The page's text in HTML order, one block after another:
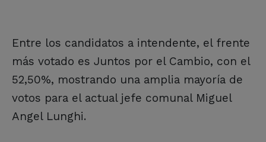
Entre los candidatos a intendente, el frente
más votado es Juntos por el Cambio, con el
52,50%, mostrando una amplia mayoría de
votos para el actual jefe comunal Miguel
Angel Lunghi.